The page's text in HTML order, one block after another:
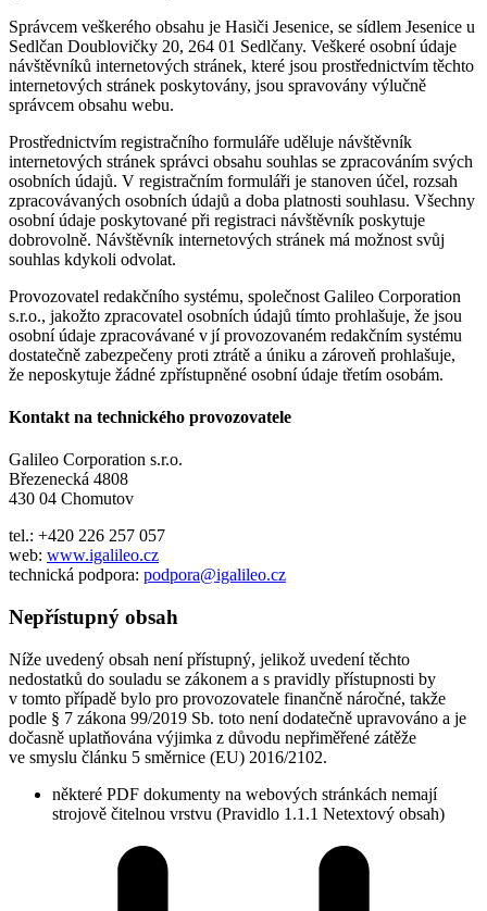
Správcem veškerého obsahu je Hasiči Jesenice, se sídlem Jesenice u
Sedlčan Doublovičky 20, 264 01 Sedlčany. Veškeré osobní údaje
návštěvníků internetových stránek, které jsou prostřednictvím těchto
internetových stránek poskytovány, jsou spravovány výlučně
správcem obsahu webu.
Prostřednictvím registračního formuláře uděluje návštěvník
internetových stránek správci obsahu souhlas se zpracováním svých
osobních údajů. V registračním formuláři je stanoven účel, rozsah
zpracovávaných osobních údajů a doba platnosti souhlasu. Všechny
osobní údaje poskytované při registraci návštěvník poskytuje
dobrovolně. Návštěvník internetových stránek má možnost svůj
souhlas kdykoli odvolat.
Provozovatel redakčního systému, společnost Galileo Corporation
s.r.o., jakožto zpracovatel osobních údajů tímto prohlašuje, že jsou
osobní údaje zpracovávané v jí provozovaném redakčním systému
dostatečně zabezpečeny proti ztrátě a úniku a zároveň prohlašuje,
že neposkytuje žádné zpřístupněné osobní údaje třetím osobám.
Kontakt na technického provozovatele
Galileo Corporation s.r.o.
Březenecká 4808
430 04 Chomutov
tel.: +420 226 257 057
web: www.igalileo.cz
technická podpora: podpora@igalileo.cz
Nepřístupný obsah
Níže uvedený obsah není přístupný, jelikož uvedení těchto
nedostatků do souladu se zákonem a s pravidly přístupnosti by
v tomto případě bylo pro provozovatele finančně náročné, takže
podle § 7 zákona 99/2019 Sb. toto není dodatečně upravováno a je
dočasně uplatňována výjimka z důvodu nepřiměřené zátěže
ve smyslu článku 5 směrnice (EU) 2016/2102.
některé PDF dokumenty na webových stránkách nemají
strojově čitelnou vrstvu (Pravidlo 1.1.1 Netextový obsah)